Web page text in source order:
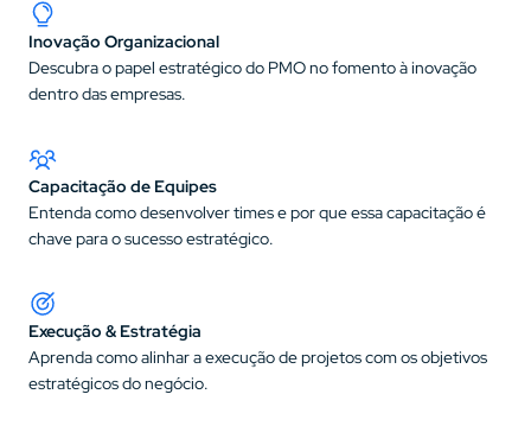
Inovação Organizacional
Descubra o papel estratégico do PMO no fomento à inovação
dentro das empresas.
Capacitação de Equipes
Entenda como desenvolver times e por que essa capacitação é
chave para o sucesso estratégico.
Execução & Estratégia
Aprenda como alinhar a execução de projetos com os objetivos
estratégicos do negócio.